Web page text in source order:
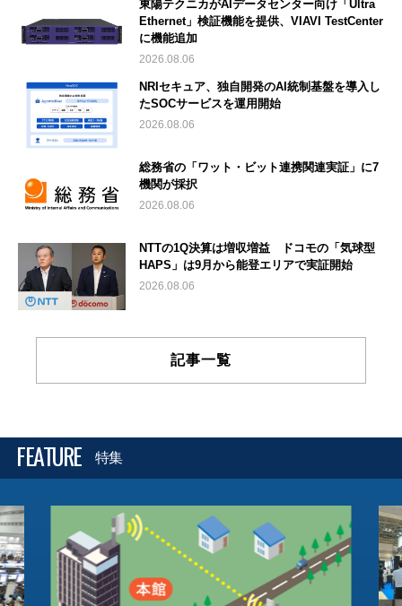
東陽テクニカがAIデータセンター向け「Ultra
Ethernet」検証機能を提供、VIAVI TestCenter
に機能追加
2026.08.06
NRIセキュア、独自開発のAI統制基盤を導入し
たSOCサービスを運用開始
2026.08.06
総務省の「ワット・ビット連携関連実証」に7
機関が採択
2026.08.06
NTTの1Q決算は増収増益 ドコモの「気球型
HAPS」は9月から能登エリアで実証開始
2026.08.06
記事一覧
FEATURE 特集